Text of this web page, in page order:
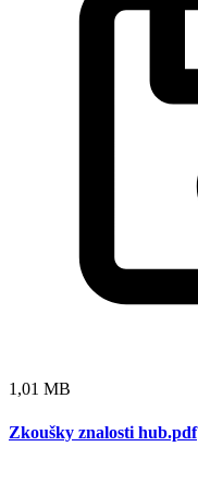
1,01 MB
Zkoušky znalosti hub.pdf